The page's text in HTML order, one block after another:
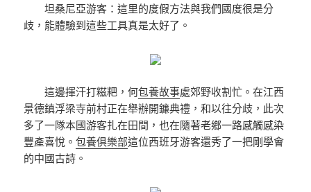
坦桑尼亞游客：這里的度假方法與我們國度很是分
歧，能體驗到這些工具真是太好了。
這邊揮汗打糍粑，何包養故事處郊野收割忙。在江西
景德鎮浮梁寺前村正在舉辦開鐮典禮，和以往分歧，此次
多了一隊本國游客扎在田間，也在隨著老鄉一路感觸感染
豐產喜悅。包養俱樂部這位西班牙游客還秀了一把剛學會
的中國古詩。